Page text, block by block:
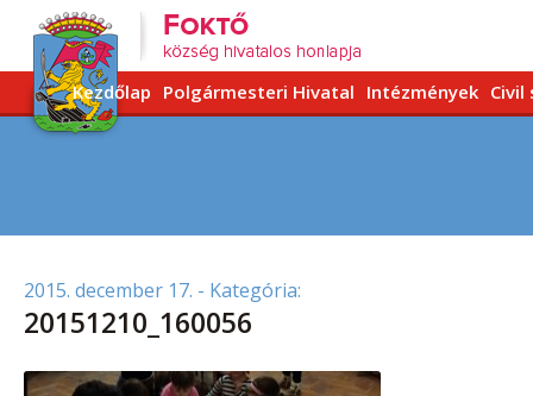
Kezdőlap Polgármesteri Hivatal Intézmények Civil
2015. december 17. - Kategória:
20151210_160056